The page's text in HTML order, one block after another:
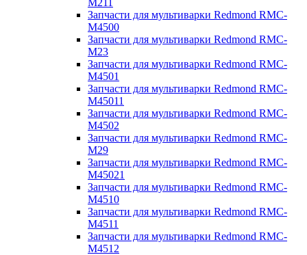
M211
Запчасти для мультиварки Redmond RMC-
M4500
Запчасти для мультиварки Redmond RMC-
M23
Запчасти для мультиварки Redmond RMC-
M4501
Запчасти для мультиварки Redmond RMC-
M45011
Запчасти для мультиварки Redmond RMC-
M4502
Запчасти для мультиварки Redmond RMC-
M29
Запчасти для мультиварки Redmond RMC-
M45021
Запчасти для мультиварки Redmond RMC-
M4510
Запчасти для мультиварки Redmond RMC-
M4511
Запчасти для мультиварки Redmond RMC-
M4512